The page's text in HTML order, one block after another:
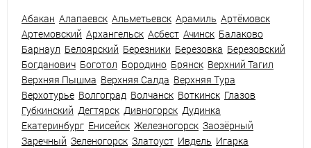
Абакан Алапаевск Альметьевск Арамиль Артёмовск
Артемовский Архангельск Асбест Ачинск Балаково
Барнаул Белоярский Березники Березовка Березовский
Богданович Боготол Бородино Брянск Верхний Тагил
Верхняя Пышма Верхняя Салда Верхняя Тура
Верхотурье Волгоград Волчанск Воткинск Глазов
Губкинский Дегтярск Дивногорск Дудинка
Екатеринбург Енисейск Железногорск Заозёрный
Заречный Зеленогорск Златоуст Ивдель Игарка